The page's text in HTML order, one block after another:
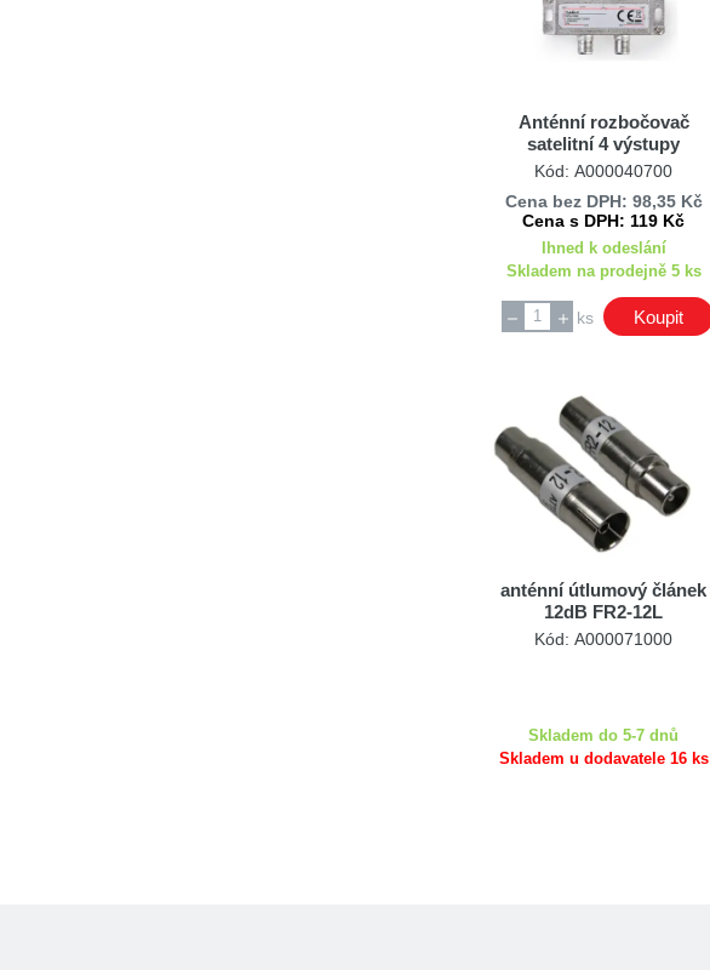
Anténní rozbočovač
satelitní 4 výstupy
SSPL410ME Nedis
Kód: A000040700
Cena bez DPH: 98,35 Kč
Cena s DPH: 119 Kč
Ihned k odeslání
Skladem na prodejně 5 ks
ks Koupit
anténní útlumový článek
12dB FR2-12L
Kód: A000071000
Skladem do 5-7 dnů
Skladem u dodavatele 16 ks